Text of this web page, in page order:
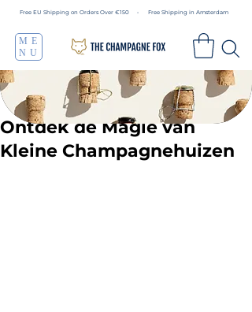
Free EU Shipping on Orders Over €150 • Free Shipping in Amsterdam
ME
NU
Ontdek de Magie van
Kleine Champagnehuizen